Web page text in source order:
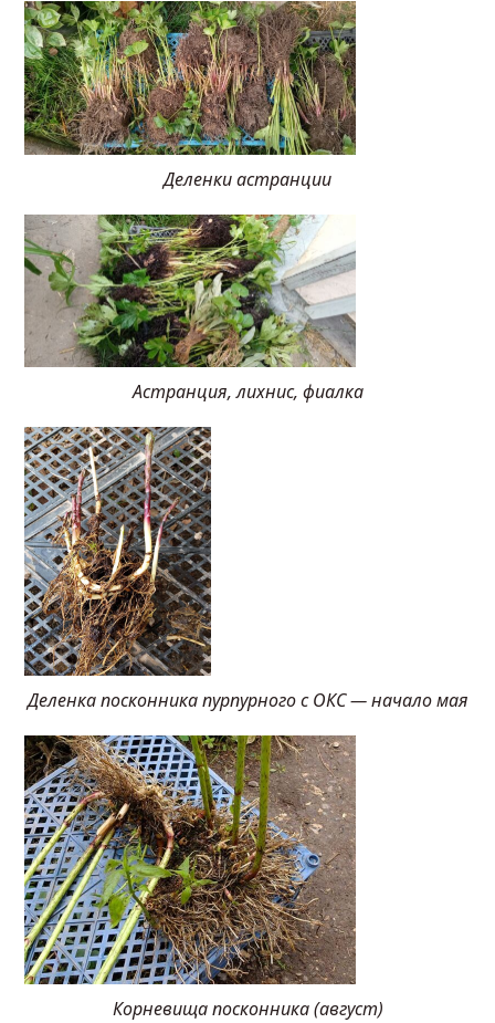
Деленки астранции
Астранция, лихнис, фиалка
Деленка посконника пурпурного с ОКС — начало мая
Корневища посконника (август)